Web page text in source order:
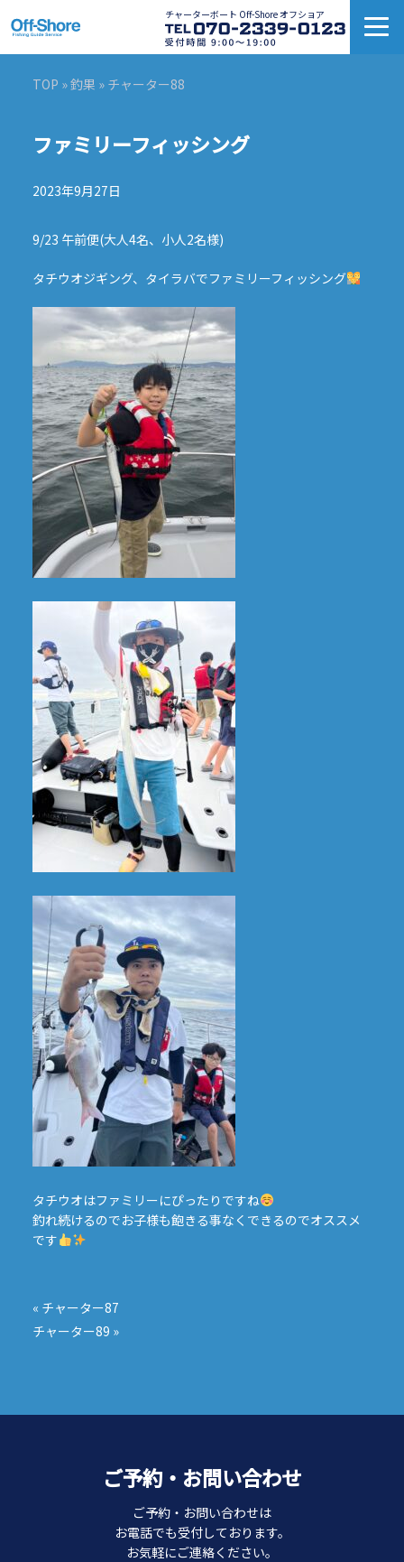
チャーターボート Off-Shore オフショア
TOP »釣果 » チャーター88
ファミリーフィッシング
2023年9月27日
9/23 午前便(大人4名、小人2名様)
タチウオジギング、タイラバでファミリーフィッシング
タチウオはファミリーにぴったりですね
釣れ続けるのでお子様も飽きる事なくできるのでオススメ
です
稿
ナ
« チャーター87
チャーター89 »
ご予約・お問い合わせ
ご予約・お問い合わせは
お電話でも受付しております。
お気軽にご連絡ください。